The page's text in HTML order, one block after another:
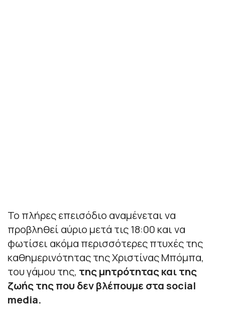
Το πλήρες επεισόδιο αναμένεται να
προβληθεί αύριο μετά τις 18:00 και να
φωτίσει ακόμα περισσότερες πτυχές της
καθημερινότητας της Χριστίνας Μπόμπα,
του γάμου της, της μητρότητας και της
ζωής της που δεν βλέπουμε στα social
media.